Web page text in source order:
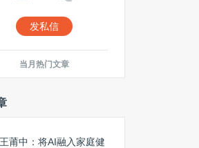
发私信
当月热门文章
莆中：将AI融入家庭健